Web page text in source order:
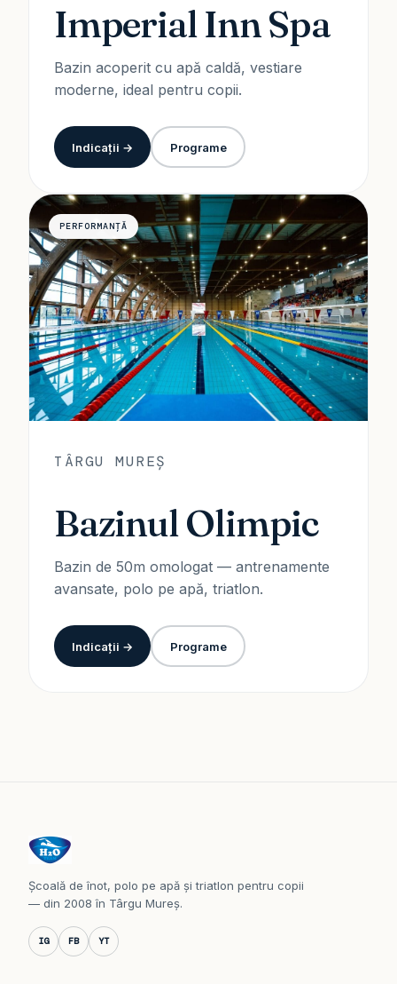
Imperial Inn Spa
Bazin acoperit cu apă caldă, vestiare
moderne, ideal pentru copii.
Indicații → Programe
PERFORMANȚĂ
TÂRGU MUREȘ
Bazinul Olimpic
Bazin de 50m omologat — antrenamente
avansate, polo pe apă, triatlon.
Indicații → Programe
Școală de înot, polo pe apă și triatlon pentru copii
— din 2008 în Târgu Mureș.
IG FB YT